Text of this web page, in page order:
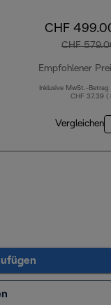
CHF
CHF
Empfohlener
Inklusive MwSt.-Betrag
CHF 37.39 (
Vergleichen